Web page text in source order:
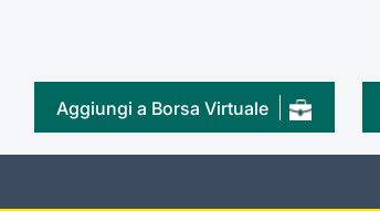
Aggiungi a Borsa Virtuale